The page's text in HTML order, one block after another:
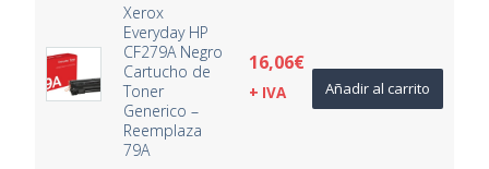
Xerox
Everyday HP
CF279A Negro
Cartucho de
Toner
Generico –
Reemplaza
79A
16,06€
+ IVA Añadir al carrito